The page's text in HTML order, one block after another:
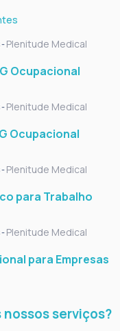
-Plenitude Medical
Ocupacional
-Plenitude Medical
Ocupacional
-Plenitude Medical
para Trabalho
-Plenitude Medical
para Empresas
nossos serviços?